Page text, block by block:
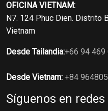
OFICINA VIETNAM:
N7. 124 Phuc Dien. Distrito
Vietnam
Desde Tailandia:+66 94 469
Desde Vietnam: +84
Síguenos en redes